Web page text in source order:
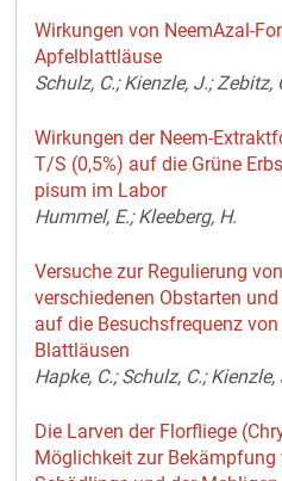
Wirkungen von NeemAzal-
Apfelblattläuse
Schulz, C.; Kienzle, J.; Zebitz,
Wirkungen der Neem-
T/S (0,5%) auf die Grüne
pisum im Labor
Hummel, E.; Kleeberg, H.
Versuche zur Regulierung
verschiedenen Obstarten
auf die Besuchsfrequenz
Blattläusen
Hapke, C.; Schulz, C.; Kienzle,
Die Larven der Florfliege
Möglichkeit zur Bekämpfung